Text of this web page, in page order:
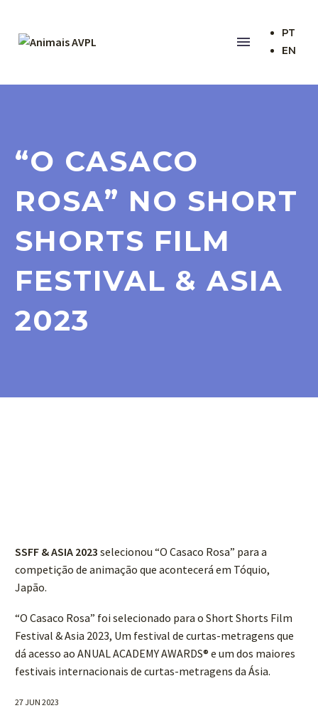
PT
EN
“O CASACO
ROSA” NO SHORT
SHORTS FILM
FESTIVAL & ASIA
2023
SSFF & ASIA 2023 selecionou “O Casaco Rosa” para a
competição de animação que acontecerá em Tóquio,
Japão.
“O Casaco Rosa” foi selecionado para o Short Shorts Film
Festival & Asia 2023, Um festival de curtas-metragens que
dá acesso ao ANUAL ACADEMY AWARDS® e um dos maiores
festivais internacionais de curtas-metragens da Ásia.
27 JUN 2023